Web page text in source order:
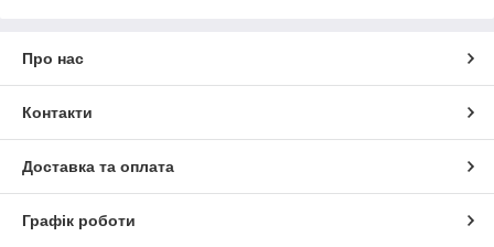
Про нас
Контакти
Доставка та оплата
Графік роботи